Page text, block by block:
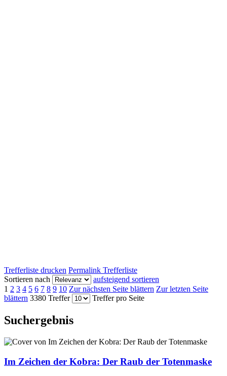
Trefferliste drucken Permalink Trefferliste
Sortieren nach
aufsteigend sortieren
1 2 3 4 5 6 7 8 9 10 Zur nächsten Seite blättern Zur letzten Seite
blättern 3380 Treffer Treffer pro Seite
Suchergebnis
Im Zeichen der Kobra: Der Raub der Totenmaske